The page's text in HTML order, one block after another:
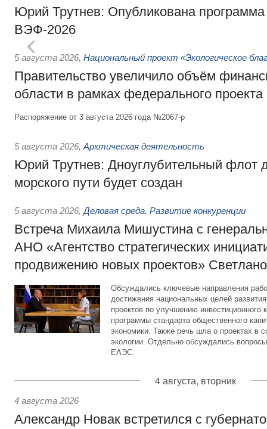
Юрий Трутнев: Опубликована
ВЭФ-2026
5 августа 2026, Национальный проект «Экологическое
Правительство увеличило объём
области в рамках федерального
Распоряжение от 3 августа 2026 года №2067-р
5 августа 2026, Арктическая деятельность
Юрий Трутнев: Дноуглубительный флот
морского пути будет создан
5 августа 2026, Деловая среда. Развитие конкуренции
Встреча Михаила Мишустина с
АНО «Агентство стратегических
продвижению новых проектов»
Обсуждались ключевые направления
достижения национальных целей
проектов по улучшению инвестиционного
программы стандарта общественного
экономики. Также речь шла о проектах в
экологии. Отдельно обсуждались
ЕАЭС.
4 августа, вторник
4 августа 2026
Александр Новак встретился с